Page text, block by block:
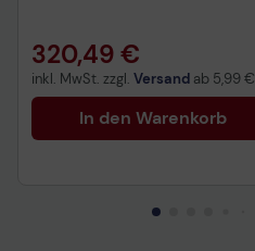
320,49 €
inkl. MwSt. zzgl. Versand ab 5,99 €
In den Warenkorb